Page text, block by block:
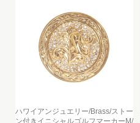
ハワイアンジュエリー/Brass/ストー
ン付きイニシャルゴルフマーカーM/